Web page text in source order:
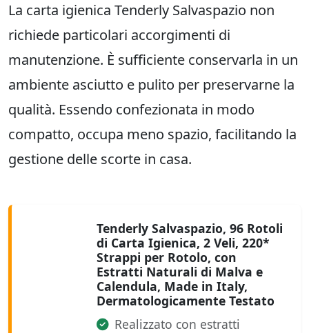
La carta igienica Tenderly Salvaspazio non
richiede particolari accorgimenti di
manutenzione. È sufficiente conservarla in un
ambiente asciutto e pulito per preservarne la
qualità. Essendo confezionata in modo
compatto, occupa meno spazio, facilitando la
gestione delle scorte in casa.
Tenderly Salvaspazio, 96 Rotoli
di Carta Igienica, 2 Veli, 220*
Strappi per Rotolo, con
Estratti Naturali di Malva e
Calendula, Made in Italy,
Dermatologicamente Testato
Realizzato con estratti